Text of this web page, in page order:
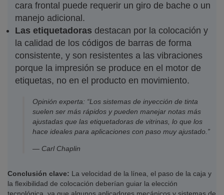
cara frontal puede requerir un giro de bache o un
manejo adicional.
Las etiquetadoras destacan por la colocación y
la calidad de los códigos de barras de forma
consistente, y son resistentes a las vibraciones
porque la impresión se produce en el motor de
etiquetas, no en el producto en movimiento.
Opinión experta: “Los sistemas de inyección de tinta
suelen ser más rápidos y pueden manejar notas más
ajustadas que las etiquetadoras de vitrinas, lo que los
hace ideales para aplicaciones con paso muy ajustado.”
— Carl Chaplin
Conclusión clave: La velocidad de la línea, el paso de la caja y
la flexibilidad de colocación deberían guiar la elección